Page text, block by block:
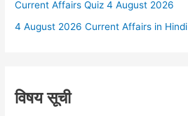
Current Affairs Quiz 4 August 2026
4 August 2026 Current Affairs in Hindi
विषय सूची